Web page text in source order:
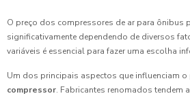
O preço dos compressores de ar para ônibus
significativamente dependendo de diversos
variáveis é essencial para fazer uma escolha
Um dos principais aspectos que influenciam o
compressor. Fabricantes renomados tendem